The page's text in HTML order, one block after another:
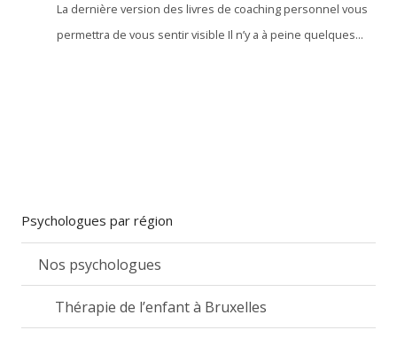
La dernière version des livres de coaching personnel vous
permettra de vous sentir visible Il n’y a à peine quelques...
Psychologues par région
Nos psychologues
Thérapie de l’enfant à Bruxelles